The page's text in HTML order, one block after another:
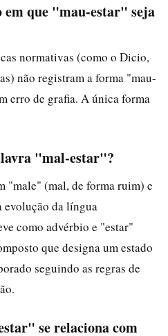
em que "mau-estar" seja
normativas (como o Dicio,
não registram a forma "mau-
erro de grafia. A única forma
"mal-estar"?
"male" (mal, de forma ruim) e
evolução da língua
como advérbio e "estar"
que designa um estado
seguindo as regras de
se relaciona com